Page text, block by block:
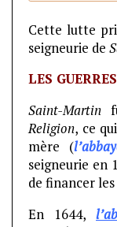
Cette lutte
seigneurie de
LES
Saint-Martin
Religion, ce
mère (
seigneurie en
de financer
En 1644,